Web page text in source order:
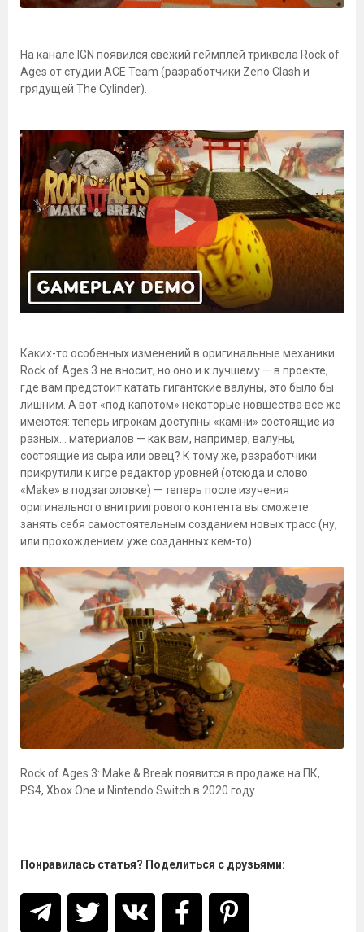
На канале IGN появился свежий геймплей триквела Rock of
Ages от студии ACE Team (разработчики Zeno Clash и
грядущей The Cylinder).
Каких-то особенных изменений в оригинальные механики
Rock of Ages 3 не вносит, но оно и к лучшему — в проекте,
где вам предстоит катать гигантские валуны, это было бы
лишним. А вот «под капотом» некоторые новшества все же
имеются: теперь игрокам доступны «камни» состоящие из
разных… материалов — как вам, например, валуны,
состоящие из сыра или овец? К тому же, разработчики
прикрутили к игре редактор уровней (отсюда и слово
«Make» в подзаголовке) — теперь после изучения
оригинального внитриигрового контента вы сможете
занять себя самостоятельным созданием новых трасс (ну,
или прохождением уже созданных кем-то).
Rock of Ages 3: Make & Break появится в продаже на ПК,
PS4, Xbox One и Nintendo Switch в 2020 году.
Понравилась статья? Поделиться с друзьями: